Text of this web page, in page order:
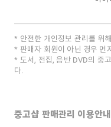
안전한 개인정보 관리를 위
판매자 회원이 아닌 경우 먼
도서, 전집, 음반 DVD의 중
다.
중고샵 판매관리 이용안내